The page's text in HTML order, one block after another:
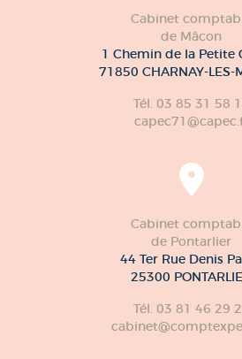
Cabinet
de Mâcon
1 Chemin de la Petite
71850 CHARNAY-LES-
Tél. 03 85 31 58
Cabinet
de Pontarlier
44 Ter Rue Denis
25300
Tél. 03 81 46 29